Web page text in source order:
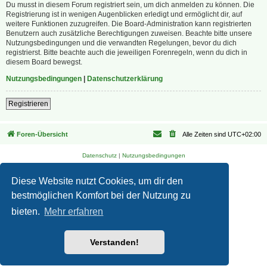
Diese Website nutzt Cookies, um dir den
bestmöglichen Komfort bei der Nutzung zu
bieten. Mehr erfahren
Verstanden!
Du musst in diesem Forum registriert sein, um dich anmelden zu können. Die
Registrierung ist in wenigen Augenblicken erledigt und ermöglicht dir, auf
weitere Funktionen zuzugreifen. Die Board-Administration kann registrierten
Benutzern auch zusätzliche Berechtigungen zuweisen. Beachte bitte unsere
Nutzungsbedingungen und die verwandten Regelungen, bevor du dich
registrierst. Bitte beachte auch die jeweiligen Forenregeln, wenn du dich in
diesem Board bewegst.
Nutzungsbedingungen
Datenschutzerklärung
Registrieren
Foren-Übersicht Alle Zeiten sind UTC+02:00
Datenschutz| Nutzungsbedingungen